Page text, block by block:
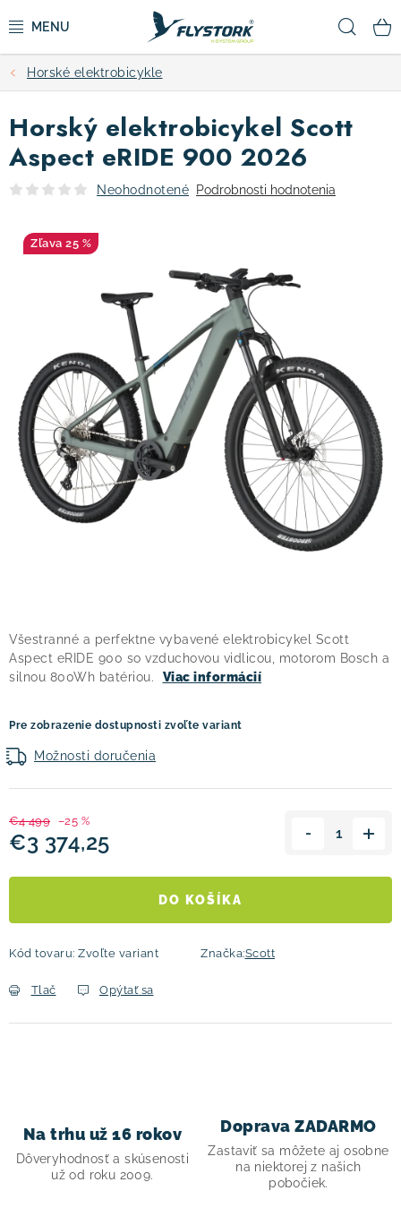
na
CYKLISTIKA
ZIMNÉ ŠPORTY
KOLOBEŽKY
OBLEČENIE A TOPÁNKY
VÝPREDAJ
! Akcie ! Obchodné podmienky
Doprava a platba
Moja objednávka
Kontakty Slovenčina
Horské elektrobicykle
Všestranné a perfektne vybavené elektrobicykel Scott
Aspect eRIDE 900 so vzduchovou vidlicou, motorom Bosch a
silnou 800Wh batériou.
Viac informácií
Pre zobrazenie dostupnosti zvoľte variant
Možnosti doručenia
€4 499 –25 %
€3 374,25
DO KOŠÍKA
Kód tovaru: Zvoľte variant Značka:Scott
Tlač Opýtať sa
Horský elektrobicykel Scott
Aspect eRIDE 900 2026
Neohodnotené Podrobnosti hodnotenia
25 %
Na trhu už 16 rokov
Dôveryhodnosť a skúsenosti
už od roku 2009.
Doprava ZADARMO
Zastaviť sa môžete aj osobne
na niektorej z našich
pobočiek.